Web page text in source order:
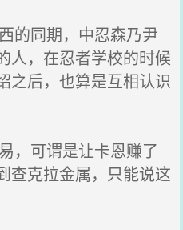
的同期，中忍森乃尹
人，在忍者学校的时候
之后，也算是互相认识
，可谓是让卡恩赚了
查克拉金属，只能说这